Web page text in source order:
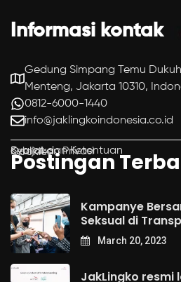
Informasi kontak
Gedung Simpang Temu
Menteng, Jakarta 10310,
0812-6000-1440
info@jaklingkoindonesia.co.id
Syarat dan Ketentuan
Kebijakan Privasi
Cookies
Postingan
Kampanye
Seksual di
March 20, 2023
JakLingko resmi